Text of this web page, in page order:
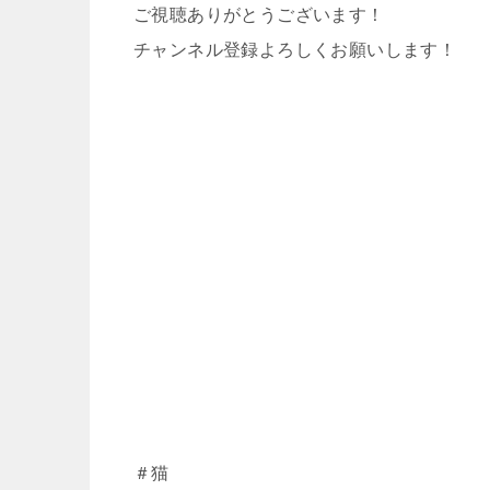
ご視聴ありがとうございます！
チャンネル登録よろしくお願いします！
＃猫